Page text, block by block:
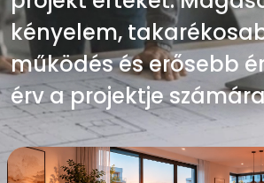
kényelem,
működés és erősebb
érv a projektje
modern épületekhez. A
a kivitelezésig.
rekonstrukciókhoz is.
Csendes kényelem.